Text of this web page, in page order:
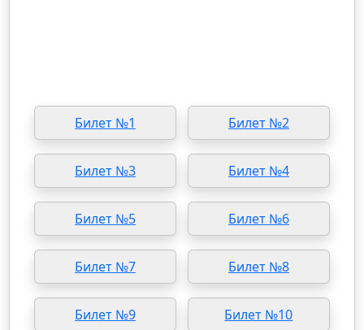
Билет №1 Билет №2
Билет №3 Билет №4
Билет №5 Билет №6
Билет №7 Билет №8
Билет №9 Билет №10